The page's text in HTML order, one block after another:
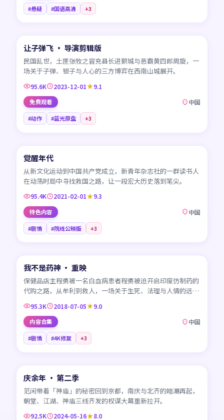
#悬疑 #国语高清 +3
CN
让子弹飞 · 导演剪辑版
民国乱世，土匪张牧之冒充县长进鹅城与恶霸黄四郎周旋，一
场关于子弹、银子与人心的三方博弈在西南山城展开。
95.6K 2023-12-01 9.1
免费观看 中国
#动作 #蓝光原盘 +3
CN
觉醒年代
从新文化运动到中国共产党成立，新青年杂志社的一群读书人
在动荡时局中寻找救国之路，让一段宏大历史落到笔尖。
95.4K 2021-02-01 9.3
特色内容 中国
#剧情 #院线公映版 +3
CN
我不是药神 · 重映
保健品店主程勇被一名白血病患者程勇被迫开启印度仿制药的
代购之路，从牟利到救人，一场关于生死、法理与人情的远
95.3K 2018-07-05 9.0
内容合集 中国
#剧情 #4K修复 +3
CN
庆余年 · 第二季
范闲带着「神庙」的秘密回到京都，南庆与北齐的暗潮再起，
朝堂、江湖、神庙三线齐发的权谋大幕重新拉开。
92.5K 2024-05-16 8.0